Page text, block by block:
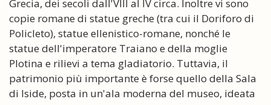
Grecia, dei secoli dall'VIII al IV circa. Inoltre vi sono
copie romane di statue greche (tra cui il Doriforo di
Policleto), statue ellenistico-romane, nonché le
statue dell'imperatore Traiano e della moglie
Plotina e rilievi a tema gladiatorio. Tuttavia, il
patrimonio più importante è forse quello della Sala
di Iside, posta in un'ala moderna del museo, ideata